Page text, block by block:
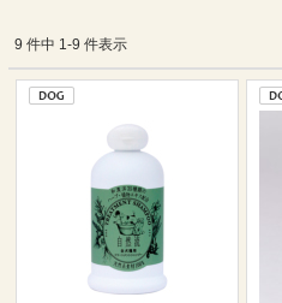
9 件中 1-9 件表示